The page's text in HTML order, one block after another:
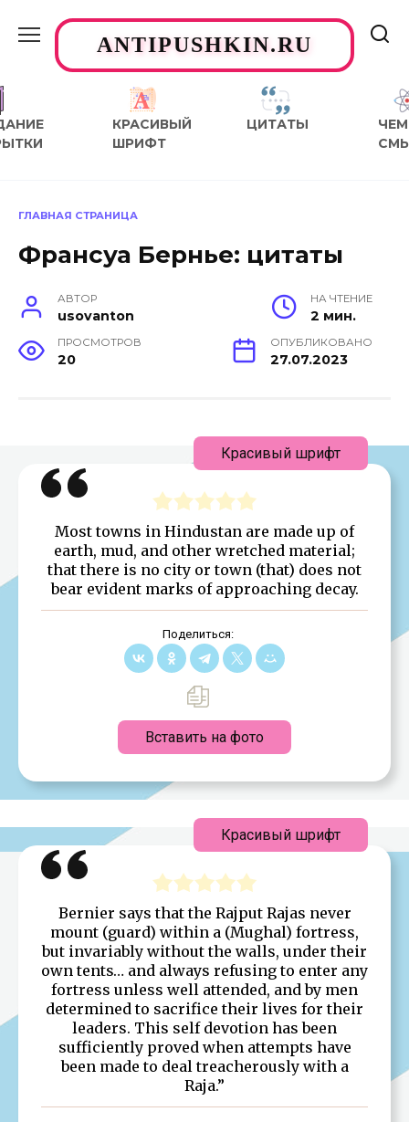
содержаниюANTIPUSHKIN.RU
КРАСИВЫЙ
ШРИФТ
ЦИТАТЫ
ЧЕМ
ГЛАВНАЯ СТРАНИЦА
Франсуа Бернье: цитаты
АВТОР
usovanton
НА ЧТЕНИЕ
2 мин.
ПРОСМОТРОВ
20
ОПУБЛИКОВАНО
27.07.2023
Most towns in Hindustan are made up of
earth, mud, and other wretched material;
that there is no city or town (that) does not
bear evident marks of approaching decay.
Поделиться:
Вставить на фото
Красивый шрифт
Bernier says that the Rajput Rajas never
mount (guard) within a (Mughal) fortress,
but invariably without the walls, under their
own tents… and always refusing to enter any
fortress unless well attended, and by men
determined to sacrifice their lives for their
leaders. This self devotion has been
sufficiently proved when attempts have
been made to deal treacherously with a
Raja.”
Красивый шрифт